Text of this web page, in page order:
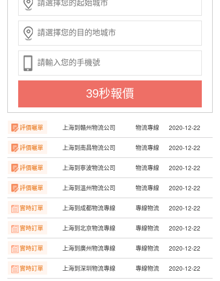
39秒報價
實時訂單 上海到深圳物流專線
實時訂單 上海到合肥物流專線
實時訂單 上海到蘇州物流專線 專線物流 2020-12-22
評價曬單 上海到天津物流公司
上海到長沙物流公司
評價曬單 上海到贛州物流公司 物流專線 2020-12-22
評價曬單 上海到南昌物流公司 物流專線 2020-12-22
評價曬單 上海到寧波物流公司 物流專線 2020-12-22
評價曬單 上海到溫州物流公司 物流專線 2020-12-22
實時訂單 上海到成都物流專線 專線物流 2020-12-22
實時訂單 上海到北京物流專線 專線物流 2020-12-22
實時訂單 上海到廣州物流專線 專線物流 2020-12-22
實時訂單 上海到深圳物流專線 專線物流 2020-12-22
實時訂單 上海到合肥物流專線 專線物流 2020-12-22